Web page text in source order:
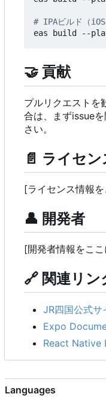
# IPAビルド（iOS
🤝 貢献
プルリクエストを
合は、まずissue
さい。
📄 ライセン
[ライセンス情報
👤 開発者
[開発者情報をこ
🔗 関連リン
JR四国公式サ
Expo
React Native
Languages